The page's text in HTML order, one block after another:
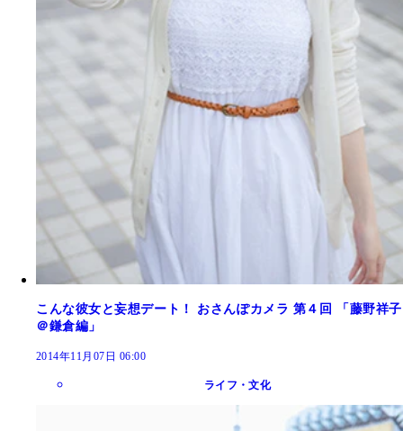
こんな彼女と妄想デート！ おさんぽカメラ 第４回 「藤野祥子
＠鎌倉編」
2014年11月07日 06:00
ライフ・文化